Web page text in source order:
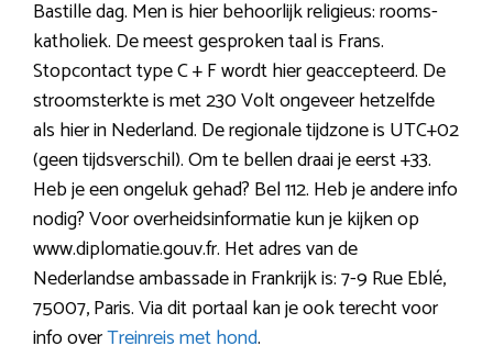
Bastille dag. Men is hier behoorlijk religieus: rooms-
katholiek. De meest gesproken taal is Frans.
Stopcontact type C + F wordt hier geaccepteerd. De
stroomsterkte is met 230 Volt ongeveer hetzelfde
als hier in Nederland. De regionale tijdzone is UTC+02
(geen tijdsverschil). Om te bellen draai je eerst +33.
Heb je een ongeluk gehad? Bel 112. Heb je andere info
nodig? Voor overheidsinformatie kun je kijken op
www.diplomatie.gouv.fr. Het adres van de
Nederlandse ambassade in Frankrijk is: 7-9 Rue Eblé,
75007, Paris. Via dit portaal kan je ook terecht voor
info overTreinreis met hond.